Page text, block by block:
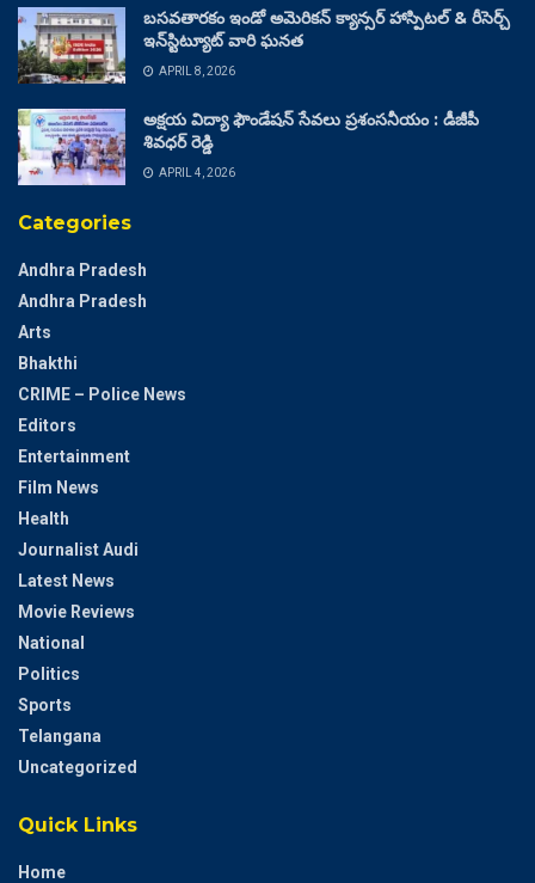
బసవతారకం ఇండో అమెరికన్ క్యాన్సర్ హాస్పిటల్ & రీసెర్చ్
ఇన్‌స్టిట్యూట్ వారి ఘనత
APRIL 8, 2026
అక్షయ విద్యా ఫౌండేషన్ సేవలు ప్రశంసనీయం : డీజీపీ
శివధర్ రెడ్డి
APRIL 4, 2026
Categories
Andhra Pradesh
Andhra Pradesh
Arts
Bhakthi
CRIME – Police News
Editors
Entertainment
Film News
Health
Journalist Audi
Latest News
Movie Reviews
National
Politics
Sports
Telangana
Uncategorized
Quick Links
Home